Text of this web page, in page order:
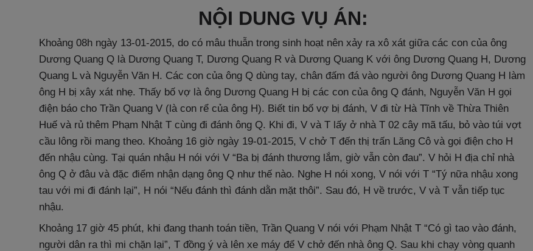
NỘI DUNG VỤ ÁN:
Khoảng 08h ngày 13-01-2015, do có mâu thuẫn trong sinh hoạt nên xảy ra xô xát giữa các con của ông
Dương Quang Q là Dương Quang T, Dương Quang R và Dương Quang K với ông Dương Quang H, Dương
Quang L và Nguyễn Văn H. Các con của ông Q dùng tay, chân đấm đá vào người ông Dương Quang H làm
ông H bị xây xát nhẹ. Thấy bố vợ là ông Dương Quang H bị các con của ông Q đánh, Nguyễn Văn H gọi
điện báo cho Trần Quang V (là con rể của ông H). Biết tin bố vợ bị đánh, V đi từ Hà Tĩnh về Thừa Thiên
Huế và rủ thêm Phạm Nhật T cùng đi đánh ông Q. Khi đi, V và T lấy ở nhà T 02 cây mã tấu, bỏ vào túi vợt
cầu lông rồi mang theo. Khoảng 16 giờ ngày 19-01-2015, V chở T đến thị trấn Lăng Cô và gọi điện cho H
đến nhậu cùng. Tại quán nhậu H nói với V “Ba bị đánh thương lắm, giờ vẫn còn đau”. V hỏi H địa chỉ nhà
ông Q ở đâu và đặc điểm nhận dạng ông Q như thế nào. Nghe H nói xong, V nói với T “Tý nữa nhậu xong
tau với mi đi đánh lại”, H nói “Nếu đánh thì đánh dằn mặt thôi”. Sau đó, H về trước, V và T vẫn tiếp tục
nhậu.
Khoảng 17 giờ 45 phút, khi đang thanh toán tiền, Trần Quang V nói với Phạm Nhật T “Có gì tao vào đánh,
người dân ra thì mi chặn lại”, T đồng ý và lên xe máy để V chở đến nhà ông Q. Sau khi chạy vòng quanh